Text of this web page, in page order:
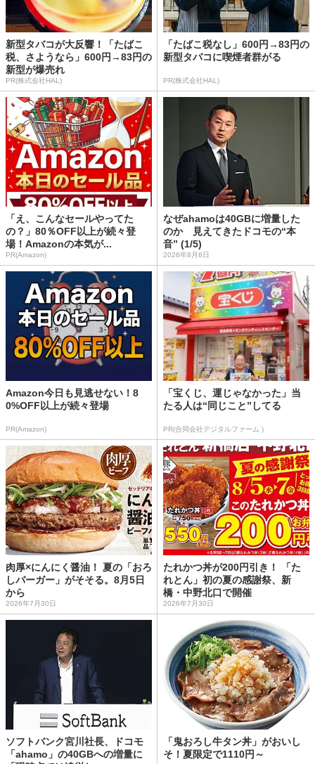
新型タバコが大反響！「たばこ
税、さようなら」600円→83円の
新型が爆売れ
PR(株式会社HAL)
「たばこ税なし」600円→83円の
新型タバコに喫煙者群がる
PR(株式会社HAL)
「え、こんなセールやってた
の？」80％OFF以上が続々登
場！Amazonの本気が...
PR(Amazon)
なぜahamoは40GBに増量した
のか 見えてきたドコモの“本
音” (1/5)
2026年8月6日
Amazon今日も見逃せない！8
0%OFF以上が続々登場
PR(Amazon)
「宝くじ、運じゃなかった」当
たる人は“同じこと”してる
PR(合同会社デジタルファーム )
肉厚×にんにく醤油！ 夏の「おろ
しバーガー」がそそる。8月5日
から
2026年7月30日
たれかつ丼が200円引き！ 「た
れとん」初の夏の感謝祭、新
橋・中野北口で開催
2026年7月30日
ソフトバンク宮川社長、ドコモ
「ahamo」の40GBへの増量に
「鬼おろし牛タン丼」がおいし
そ！夏限定で1110円～